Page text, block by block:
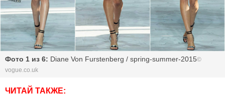
Фото 1 из 6: Diane Von Furstenberg / spring-summer-2015©
vogue.co.uk
ЧИТАЙ ТАКЖЕ: